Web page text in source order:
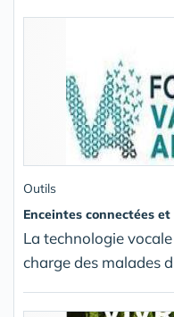
Outils
Enceintes connectées
La technologie
charge des malades